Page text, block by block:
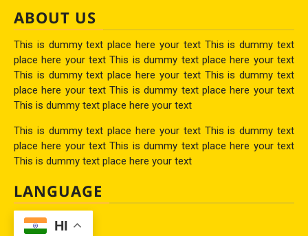
ABOUT US
This is dummy text place here your text This is dummy text
place here your text This is dummy text place here your text
This is dummy text place here your text This is dummy text
place here your text This is dummy text place here your text
This is dummy text place here your text
This is dummy text place here your text This is dummy text
place here your text This is dummy text place here your text
This is dummy text place here your text
LANGUAGE
HI